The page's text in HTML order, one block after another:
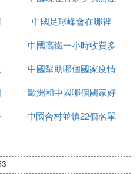
狀感染者
中國足球峰會在哪裡
中國高鐵一小時收費多
少
中國幫助哪個國家疫情
歐洲和中國哪個國家好
玩
中國合村並鎮22個名單